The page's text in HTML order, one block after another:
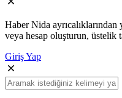
Haber Nida
veya hesap oluşturun, üstelik
Giriş Yap